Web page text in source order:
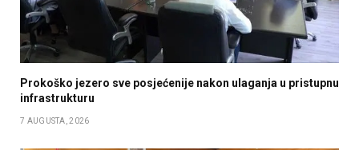
Prokoško jezero sve posjećenije nakon ulaganja u pristupnu
infrastrukturu
7 AUGUSTA, 2026